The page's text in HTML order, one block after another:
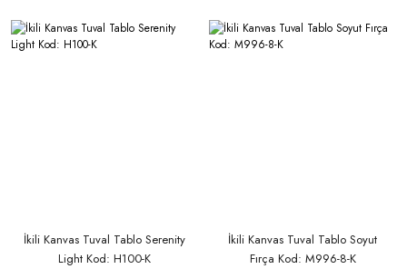
İkili Kanvas Tuval Tablo Serenity
Light Kod: H100-K
İkili Kanvas Tuval Tablo Soyut
Fırça Kod: M996-8-K